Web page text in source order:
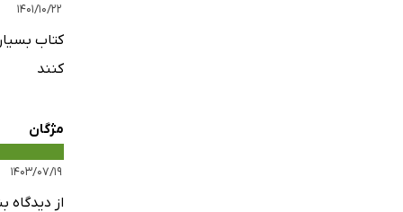
۱۴۰۱/۱۰/۲۲
کتاب
کنند
مژگان
۱۴۰۳/۰۷/۱۹
از